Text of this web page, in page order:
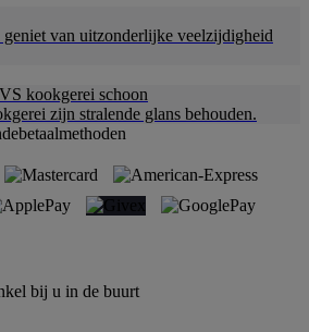
van uitzonderlijke veelzijdigheid
kookgerei schoon
zijn stralende glans behouden.
bij u in de buurt